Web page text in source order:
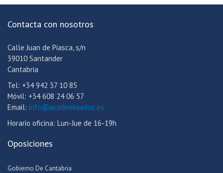
Contacta con nosotros
Calle Juan de Piasca, s/n
39010 Santander
Cantabria
Tel: +34 942 37 10 85
Móvil: +34 608 24 06 57
Email: info@academiaadoc.es
Horario oficina: Lun-Jue de 16-19h
Oposiciones
Gobierno De Cantabria